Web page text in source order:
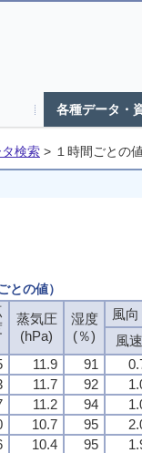
各種データ・
検索 > １時間ごとの
の値）
蒸気圧
(hPa)
湿度
(％)
風
風速
11.9 91
11.7 92
11.2 94
10.7 95
10.4 95